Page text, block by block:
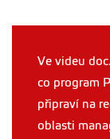
Ve videu
co program
připraví na
oblasti